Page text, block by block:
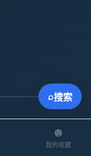
☻
我的收藏
⌕搜索